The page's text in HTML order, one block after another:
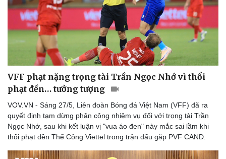
VFF phạt nặng trọng tài Trần Ngọc Nhớ vì thổi
phạt đền… tưởng tượng
VOV.VN - Sáng 27/5, Liên đoàn Bóng đá Việt Nam (VFF) đã ra
quyết định tạm dừng phân công nhiệm vụ đối với trọng tài Trần
Ngọc Nhớ, sau khi kết luận vị "vua áo đen" này mắc sai lầm khi
thổi phạt đền Thể Công Viettel trong trận đấu gặp PVF CAND.